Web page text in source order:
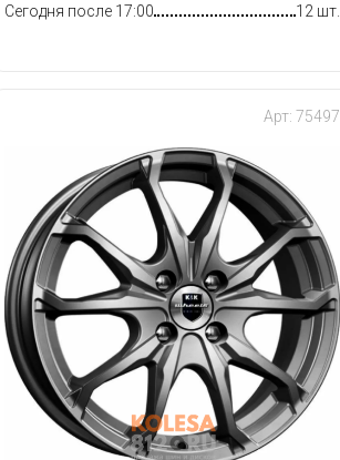
Сегодня после 17:00 12 шт.
Арт: 75497